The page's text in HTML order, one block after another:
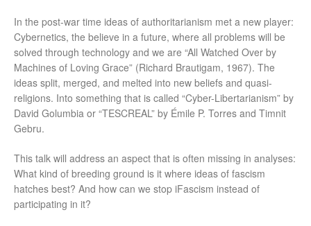
In the post-war time ideas of authoritarianism met a new player:
Cybernetics, the believe in a future, where all problems will be
solved through technology and we are “All Watched Over by
Machines of Loving Grace” (Richard Brautigam, 1967). The
ideas split, merged, and melted into new beliefs and quasi-
religions. Into something that is called “Cyber-Libertarianism” by
David Golumbia or “TESCREAL” by Émile P. Torres and Timnit
Gebru.
This talk will address an aspect that is often missing in analyses:
What kind of breeding ground is it where ideas of fascism
hatches best? And how can we stop iFascism instead of
participating in it?